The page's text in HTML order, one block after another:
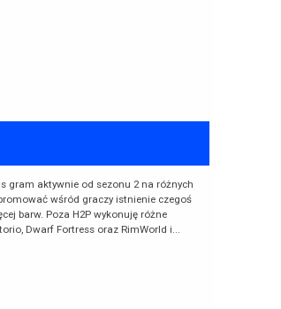
gram aktywnie od sezonu 2 na różnych
wśród graczy istnienie czegoś
barw. Poza H2P wykonuję różne
Dwarf Fortress oraz RimWorld i...